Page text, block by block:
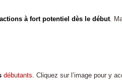
à fort potentiel dès le début.
débutants. Cliquez sur l’image pour y